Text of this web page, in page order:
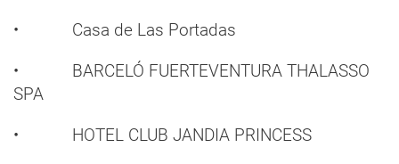
• Casa de Las Portadas
• BARCELÓ FUERTEVENTURA THALASSO
SPA
• HOTEL CLUB JANDIA PRINCESS